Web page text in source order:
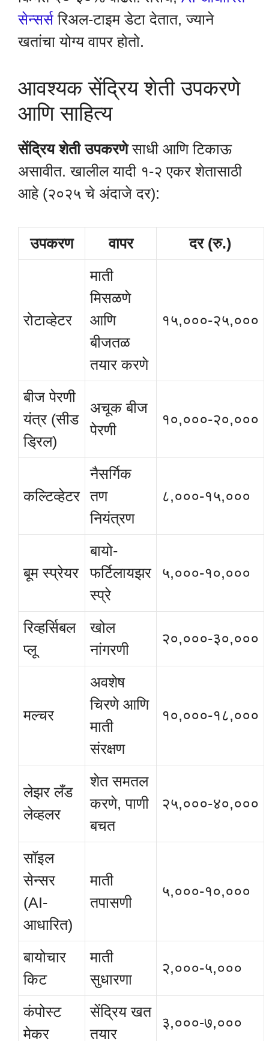
सेन्सर्स रिअल-टाइम डेटा देतात, ज्याने
खतांचा योग्य वापर होतो.
आवश्यक सेंद्रिय शेती उपकरणे
आणि साहित्य
सेंद्रिय शेती उपकरणेसाधी आणि टिकाऊ
असावीत. खालील यादी १-२ एकर शेतासाठी
आहे (२०२५ चे अंदाजे दर):
उपकरण वापर दर (रु.)
रोटाव्हेटर
माती
मिसळणे
आणि
बीजतळ
तयार करणे
१५,०००-२५,०००
बीज पेरणी
यंत्र (सीड
ड्रिल)
अचूक बीज
पेरणी
१०,०००-२०,०००
कल्टिव्हेटर
नैसर्गिक
तण
नियंत्रण
८,०००-१५,०००
बूम स्प्रेयर
बायो-
फर्टिलायझर
स्प्रे
५,०००-१०,०००
रिव्हर्सिबल
प्लू
खोल
नांगरणी
२०,०००-३०,०००
मल्चर
अवशेष
चिरणे आणि
माती
संरक्षण
१०,०००-१८,०००
लेझर लँड
लेव्हलर
शेत समतल
करणे, पाणी
बचत
२५,०००-४०,०००
सॉइल
सेन्सर
(AI-
आधारित)
माती
तपासणी
५,०००-१०,०००
बायोचार
किट
माती
सुधारणा
२,०००-५,०००
कंपोस्ट
मेकर
सेंद्रिय खत
तयार
३,०००-७,०००